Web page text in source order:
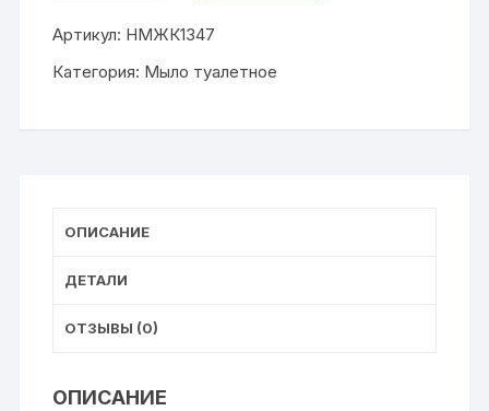
ХВОЙНОЕ
бум.
Артикул: НМЖК1347
Категория: Мыло туалетное
ОПИСАНИЕ
ДЕТАЛИ
ОТЗЫВЫ (0)
ОПИСАНИЕ